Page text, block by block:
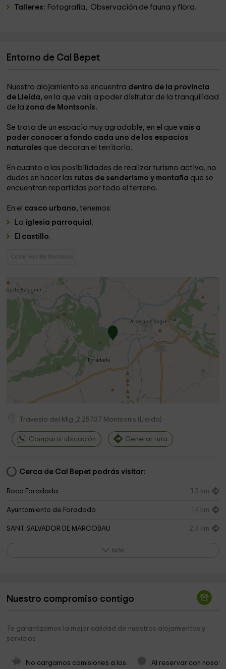
Talleres: Fotografía, Observación de fauna y flora.
Entorno de Cal Bepet
Nuestro alojamiento se encuentra dentro de la provincia
de Lleida, en la que vais a poder disfrutar de la tranquilidad
de la zona de Montsonís.
Se trata de un espacio muy agradable, en el que vais a
poder conocer a fondo cada uno de los espacios
naturales que decoran el territorio.
En cuanto a las posibilidades de realizar turismo activo, no
dudes en hacer las rutas de senderismo y montaña que se
encuentran repartidas por todo el terreno.
En el casco urbano, tenemos:
La iglesia parroquial.
El castillo.
Casas Rurales Montsonis
Travesia del Mig ,2 25737 Montsonis ( Lleida)
Compartir ubicación Generar ruta
Cerca de Cal Bepet podrás visitar:
Roca Foradada 1,3 km
Ayuntamiento de Foradada 1,4 km
SANT SALVADOR DE MARCOBAU 2,3 km
Santa Maria de Vernet 2,5 km
Cubelles
Cementerio de Montclar
Más
Nuestro compromiso contigo
Te garantizamos la mejor calidad de nuestros alojamientos y
servicios
No cargamos comisiones a los
Al reservar con